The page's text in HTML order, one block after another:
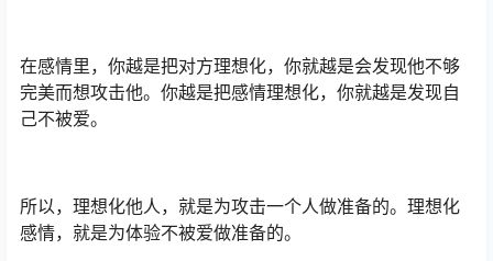
在感情里，你越是把对方理想化，你就越是会发现他不够
完美而想攻击他。你越是把感情理想化，你就越是发现自
己不被爱。
所以，理想化他人，就是为攻击一个人做准备的。理想化
感情，就是为体验不被爱做准备的。